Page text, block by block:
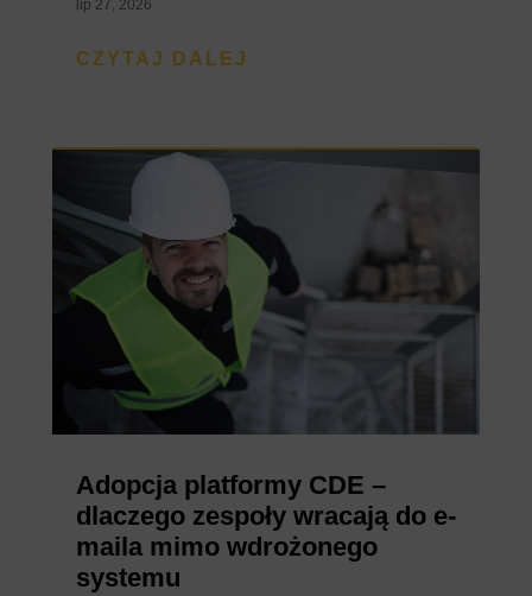
lip 27, 2026
CZYTAJ DALEJ
Adopcja platformy CDE –
dlaczego zespoły wracają do e-
maila mimo wdrożonego
systemu